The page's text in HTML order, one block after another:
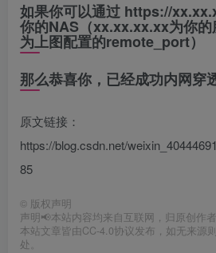
如果你可以通过 https://
你的NAS（xx.xx.xx.xx为你的
为上图配置的remote_port）
那么恭喜你，已经成功内网穿
原文链接：
https://blog.csdn.net/
85
© 版权声明
声明📢本站内容均来自互联网，归原创作
本站文章皆由CC-4.0协议发布，如无来源
处。